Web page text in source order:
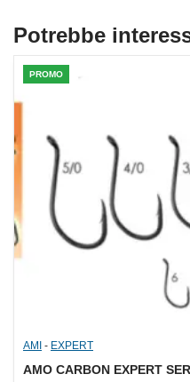
Potrebbe
PROMO
AMI - EXPERT
AMO CARBON EXPERT